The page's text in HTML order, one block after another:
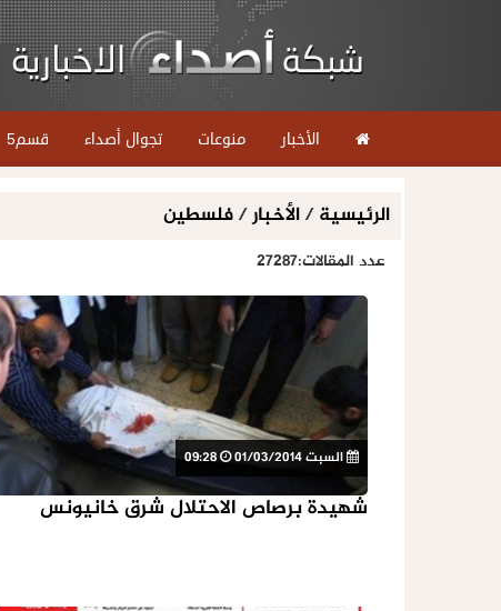
الأخبار منوعات تجوال أصداء قسم5
الرئيسية/الأخبار/فلسطين
عدد المقالات:27287
السبت 01/03/2014 09:28
شهيدة برصاص الاحتلال شرق خانيونس